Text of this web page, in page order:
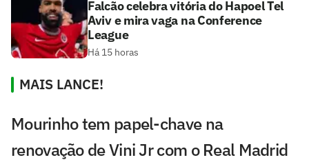
Falcão celebra vitória do Hapoel Tel
Aviv e mira vaga na Conference
League
Há 15 horas
MAIS LANCE!
Mourinho tem papel-chave na
renovação de Vini Jr com o Real Madrid